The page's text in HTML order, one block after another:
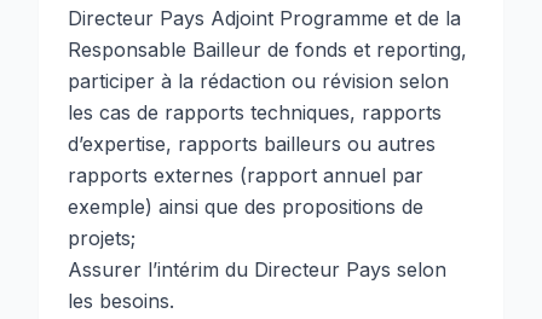
Directeur Pays Adjoint Programme et de la
Responsable Bailleur de fonds et reporting,
participer à la rédaction ou révision selon
les cas de rapports techniques, rapports
d’expertise, rapports bailleurs ou autres
rapports externes (rapport annuel par
exemple) ainsi que des propositions de
projets;
Assurer l’intérim du Directeur Pays selon
les besoins.